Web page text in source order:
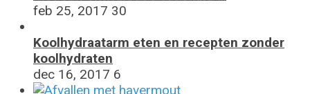
feb 25, 2017 30
Koolhydraatarm eten en recepten zonder
koolhydraten
dec 16, 2017 6